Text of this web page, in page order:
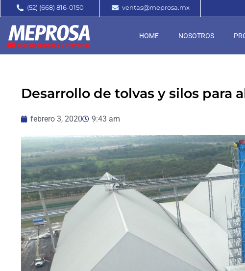
(52) (668) 816-0150 ventas@meprosa.mx
HOME NOSOTROS
Desarrollo de tolvas y silos para
febrero 3, 2020 9:43 am